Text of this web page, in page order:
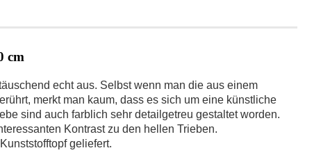
cm
echt aus. Selbst wenn man die aus einem
merkt man kaum, dass es sich um eine künstliche
sind auch farblich sehr detailgetreu gestaltet worden.
Kontrast zu den hellen Trieben.
geliefert.